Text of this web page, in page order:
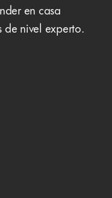
en casa
de nivel experto.